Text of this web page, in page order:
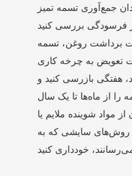
جمع‌آوری تسمه تمیز
فرسودگی بررسی کنید
برداشت روغن، تسمه
تعویض به چرخه کاری
هفتگی بازرسی کنید و
را از ماه‌ها تا یک سال
مواد شوینده ملایم یا
روش‌های سایشی که به